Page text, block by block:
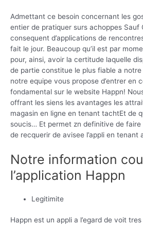
Admettant ce besoin concernant les
entier de pratiquer surs achoppes Sauf
consequent d’applications de
fait le jour. Beaucoup qu’il est par
pour, ainsi, avoir la certitude laquelle
de partie constitue le plus fiable a
notre equipe vous propose d’entrer en
fondamental sur le website Happn!
offrant les siens les avantages les
magasin en ligne en tenant tachtEt de
soucis… Et permet zn definitive de
de recquerir de avisee l’appli en tenant
Notre information
l’application Happn
Legitimite
Happn est un appli a l’egard de voit